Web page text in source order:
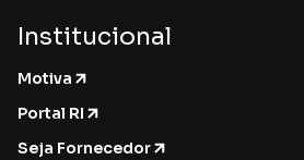
Institucional
Motiva
Portal RI
Seja Fornecedor